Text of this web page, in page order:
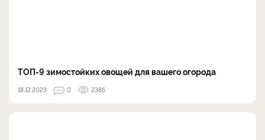
ТОП-9 зимостойких овощей для вашего огорода
18.12.2023 0 2386